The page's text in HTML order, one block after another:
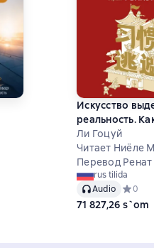
5 на основе 1 оценок
Искусство
реальность.
прятаться от
и обрести
стержень
Ли Гоцуй
Читает Ниёле
Перевод
rus tilida
Audio
0
71 827,26 s`om